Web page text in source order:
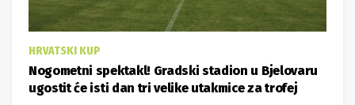
HRVATSKI KUP
Nogometni spektakl! Gradski stadion u Bjelovaru
ugostit će isti dan tri velike utakmice za trofej